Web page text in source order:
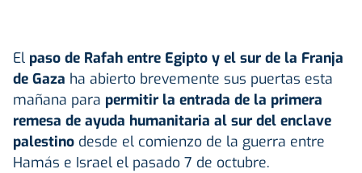
El paso de Rafah entre Egipto y el sur de la Franja
de Gaza ha abierto brevemente sus puertas esta
mañana para permitir la entrada de la primera
remesa de ayuda humanitaria al sur del enclave
palestino desde el comienzo de la guerra entre
Hamás e Israel el pasado 7 de octubre.